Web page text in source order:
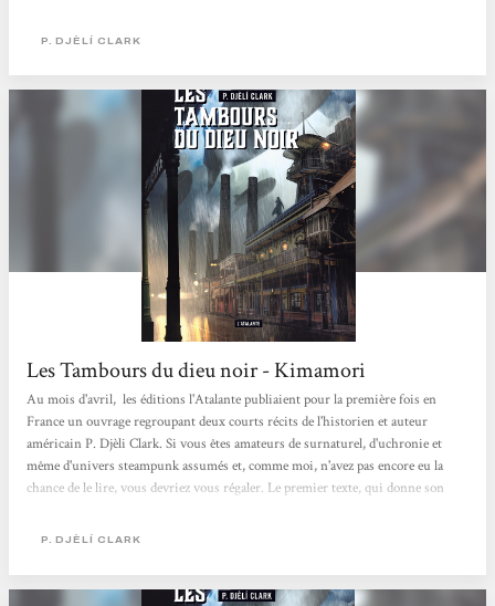
Louisiane indépendante, dans les années 1880. Jacqueline « La Vrille »...
P. DJÈLÍ CLARK
Les Tambours du dieu noir - Kimamori
Au mois d'avril, les éditions l'Atalante publiaient pour la première fois en
France un ouvrage regroupant deux courts récits de l'historien et auteur
américain P. Djèli Clark. Si vous êtes amateurs de surnaturel, d'uchronie et
même d'univers steampunk assumés et, comme moi, n'avez pas encore eu la
chance de le lire, vous devriez vous régaler. Le premier texte, qui donne son
années 1880. La Nouvelle-Orléans est devenue un territoire indépendant et
P. DJÈLÍ CLARK